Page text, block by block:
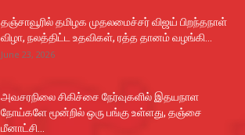
தஞ்சாவூரில் தமிழக முதலமைச்சர் விஜய் பிறந்தநாள்
விழா, நலத்திட்ட உதவிகள், ரத்த தானம் வழங்கி...
June 23, 2026
அவசரநிலை சிகிச்சை நேர்வுகளில் இதயநாள
நோய்களே மூன்றில் ஒரு பங்கு உள்ளது, தஞ்சை
மீனாட்சி...